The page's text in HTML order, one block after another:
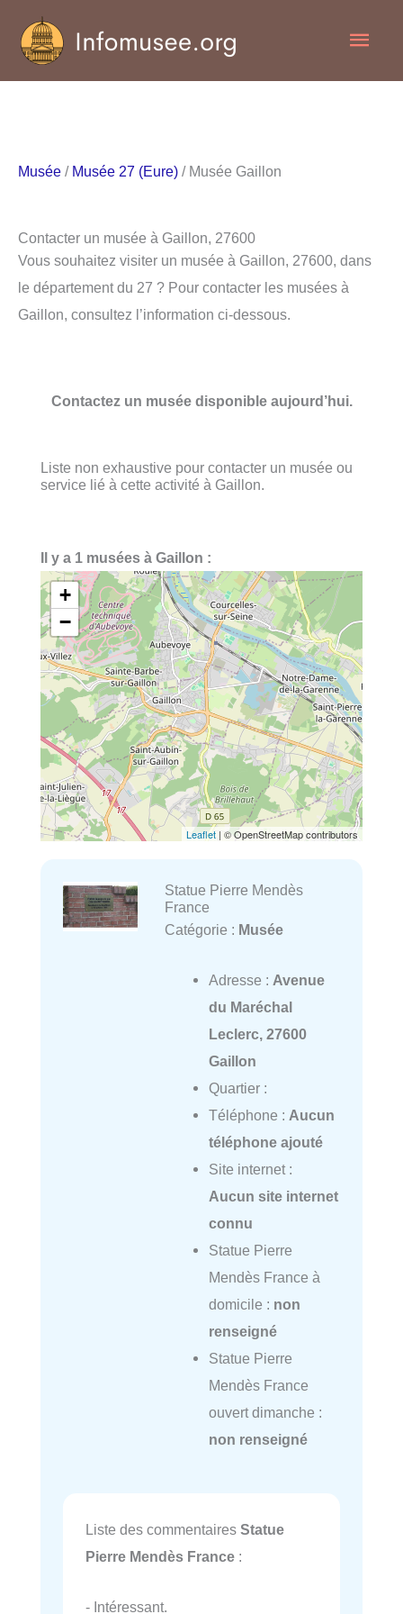
contenu
Musée / Musée 27 (Eure) / Musée Gaillon
Contacter un musée à Gaillon, 27600
Vous souhaitez visiter un musée à Gaillon, 27600, dans
le département du 27 ? Pour contacter les musées à
Gaillon, consultez l’information ci-dessous.
Contactez un musée disponible aujourd’hui.
Liste non exhaustive pour contacter un musée ou
service lié à cette activité à Gaillon.
Il y a 1 musées à Gaillon :
+
−
Leaflet | © OpenStreetMap contributors
Statue Pierre Mendès
France
Catégorie : Musée
Adresse : Avenue
du Maréchal
Leclerc, 27600
Gaillon
Quartier :
Téléphone : Aucun
téléphone ajouté
Site internet :
Aucun site internet
connu
Statue Pierre
Mendès France à
domicile : non
renseigné
Statue Pierre
Mendès France
ouvert dimanche :
non renseigné
Liste des commentaires Statue
Pierre Mendès France :
- Intéressant.